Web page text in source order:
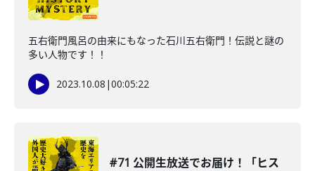
五右衛門風呂の由来にもなった石川五右衛門！伝説と謎の
多い人物です！！
2023.10.08 |00:05:22
#71 公開生放送でお届け！「ヒス